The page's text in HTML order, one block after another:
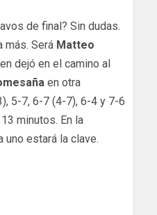
de final? Sin dudas.
más. Será Matteo
dejó en el camino al
en otra
5-7, 6-7 (4-7), 6-4 y 7-6
minutos. En la
uno estará la clave.